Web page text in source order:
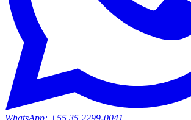
WhatsApp: +55 35 2299-0041